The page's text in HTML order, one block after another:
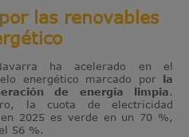
las renovables
ha acelerado en el
energético marcado por la
de energía limpia.
la cuota de electricidad
2025 es verde en un 70 %,
56 %.